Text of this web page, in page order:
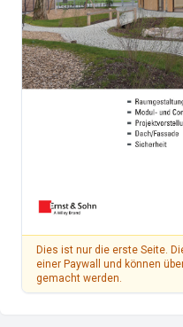
Dies ist nur die erste Seite.
einer Paywall und können
gemacht werden.